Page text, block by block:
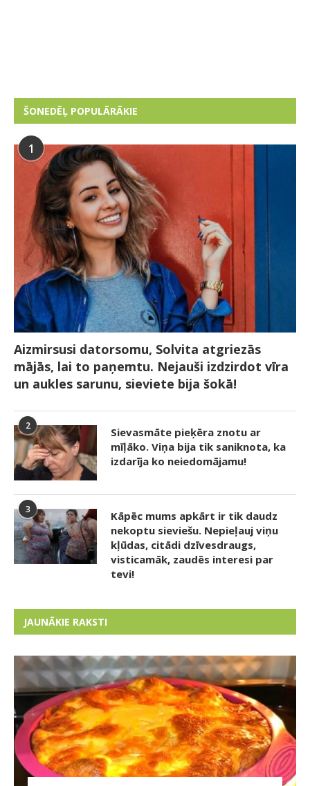
ŠONEDĒĻ POPULĀRĀKIE
1
Aizmirsusi datorsomu, Solvita atgriezās
mājās, lai to paņemtu. Nejauši izdzirdot vīra
un aukles sarunu, sieviete bija šokā!
2
Sievasmāte pieķēra znotu ar
mīļāko. Viņa bija tik saniknota, ka
izdarīja ko neiedomājamu!
3
Kāpēc mums apkārt ir tik daudz
nekoptu sieviešu. Nepieļauj viņu
kļūdas, citādi dzīvesdraugs,
visticamāk, zaudēs interesi par
tevi!
JAUNĀKIE RAKSTI